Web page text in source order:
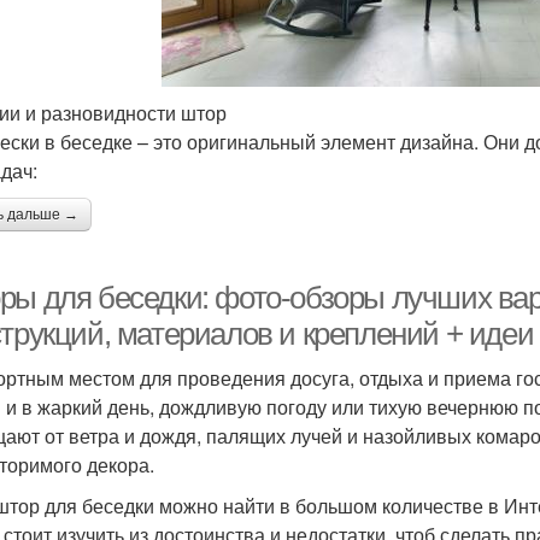
и разновидности штор
в беседке – это оригинальный элемент дизайна. Они
дальше →
для беседки: фото-обзоры лучших
материалов и креплений +
местом для проведения досуга, отдыха и приема
в жаркий день, дождливую погоду или тихую вечернюю
от ветра и дождя, палящих лучей и назойливых
декора.
для беседки можно найти в большом количестве в